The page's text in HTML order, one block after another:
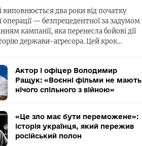
виповнюється два роки від початку
операції — безпрецедентної за задумом
кампанії, яка перенесла бойові дії
держави-агресора. Цей крок…
Актор і офіцер Володимир
Ращук: «Воєнні фільми не мають
нічого спільного з війною»
«Це зло має бути переможене»:
історія українця, який пережив
російський полон